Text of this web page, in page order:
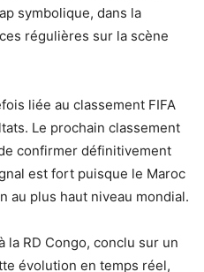
symbolique, dans la
régulières sur la scène
liée au classement FIFA
Le prochain classement
confirmer définitivement
est fort puisque le Maroc
au plus haut niveau mondial.
la RD Congo, conclu sur un
évolution en temps réel,